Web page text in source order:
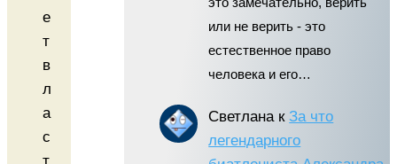
е
т
в
л
а
с
или не верить - это
естественное право
человека и его…
СветланакЗа что
легендарного